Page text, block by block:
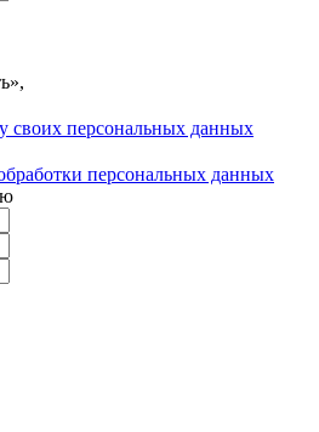
своих персональных данных
персональных данных